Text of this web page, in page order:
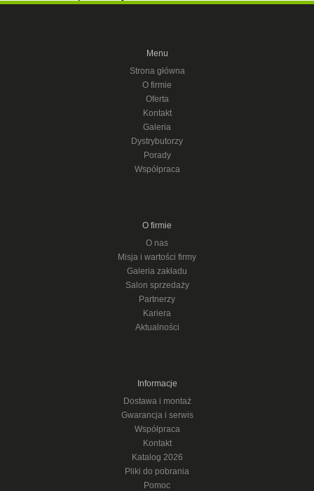
Menu
Strona główna
O firmie
Oferta
Kontakt
Galeria
Dystrybutorzy
Porady
Współpraca
O firmie
O nas
Misja i wartości firmy
Galeria zakładu
Salon sprzedaży
Partnerzy
Kariera
Aktualności
Informacje
Dostawa i montaż
Gwarancja i serwis
Współpraca
Kontakt
Katalog 2026
Pliki do pobrania
Pomoc